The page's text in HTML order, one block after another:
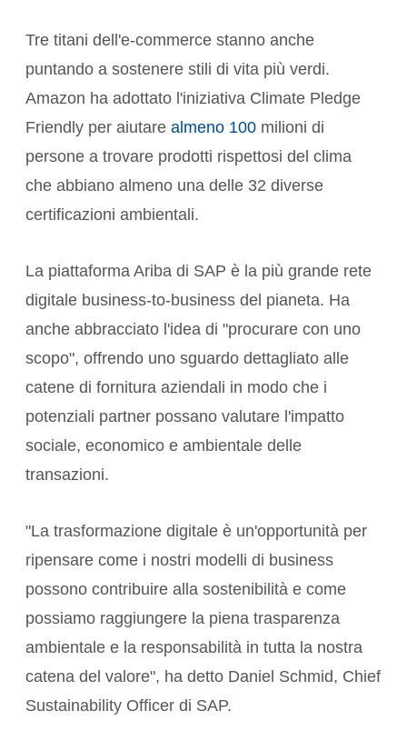
Tre titani dell'e-commerce stanno anche
puntando a sostenere stili di vita più verdi.
Amazon ha adottato l'iniziativa Climate Pledge
Friendly per aiutare almeno 100 milioni di
persone a trovare prodotti rispettosi del clima
che abbiano almeno una delle 32 diverse
certificazioni ambientali.
La piattaforma Ariba di SAP è la più grande rete
digitale business-to-business del pianeta. Ha
anche abbracciato l'idea di "procurare con uno
scopo", offrendo uno sguardo dettagliato alle
catene di fornitura aziendali in modo che i
potenziali partner possano valutare l'impatto
sociale, economico e ambientale delle
transazioni.
"La trasformazione digitale è un'opportunità per
ripensare come i nostri modelli di business
possono contribuire alla sostenibilità e come
possiamo raggiungere la piena trasparenza
ambientale e la responsabilità in tutta la nostra
catena del valore", ha detto Daniel Schmid, Chief
Sustainability Officer di SAP.